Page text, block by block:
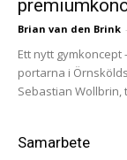
Brian van den Brink -
Ett nytt
portarna i
Sebastian Wollbrin,
Samarbete